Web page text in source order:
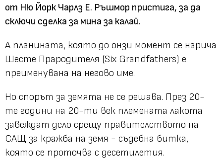
от Ню Йорк Чарлз Е. Ръшмор пристига, за да
сключи сделка за мина за калай.
А планината, която до онзи момент се нарича
Шесте Прародителя (Six Grandfathers) е
преименувана на негово име.
Но спорът за земята не се решава. През 20-
те години на 20-ти век племената лакота
завеждат дело срещу правителството на
САЩ за кражба на земя - съдебна битка,
която се проточва с десетилетия.